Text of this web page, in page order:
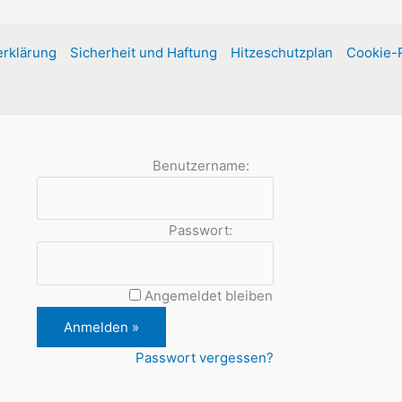
Sicherheit und Haftung Hitzeschutzplan Cookie-
Benutzername:
Passwort:
Angemeldet bleiben
Passwort vergessen?